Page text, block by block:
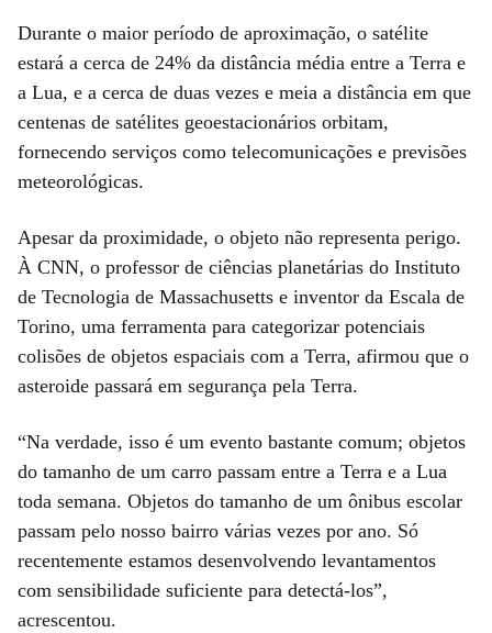
Durante o maior período de aproximação, o satélite
estará a cerca de 24% da distância média entre a Terra e
a Lua, e a cerca de duas vezes e meia a distância em que
centenas de satélites geoestacionários orbitam,
fornecendo serviços como telecomunicações e previsões
meteorológicas.
Apesar da proximidade, o objeto não representa perigo.
À CNN, o professor de ciências planetárias do Instituto
de Tecnologia de Massachusetts e inventor da Escala de
Torino, uma ferramenta para categorizar potenciais
colisões de objetos espaciais com a Terra, afirmou que o
asteroide passará em segurança pela Terra.
“Na verdade, isso é um evento bastante comum; objetos
do tamanho de um carro passam entre a Terra e a Lua
toda semana. Objetos do tamanho de um ônibus escolar
passam pelo nosso bairro várias vezes por ano. Só
recentemente estamos desenvolvendo levantamentos
com sensibilidade suficiente para detectá-los”,
acrescentou.